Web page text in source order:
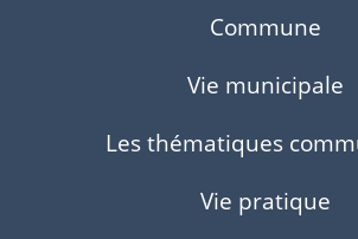
Commune
Vie municipale
Les thématiques
Vie pratique